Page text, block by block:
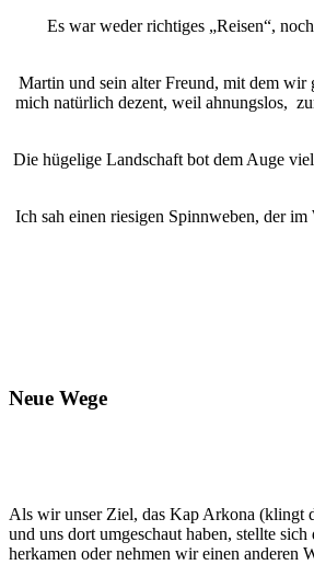
Es war weder richtiges „Reisen“,
Martin und sein alter Freund, mit dem wir
mich natürlich dezent, weil ahnungslos,
Die hügelige Landschaft bot dem Auge
Ich sah einen riesigen Spinnweben, der
Neue Wege
Als wir unser Ziel, das Kap Arkona (klingt
und uns dort umgeschaut haben, stellte
herkamen oder nehmen wir einen anderen